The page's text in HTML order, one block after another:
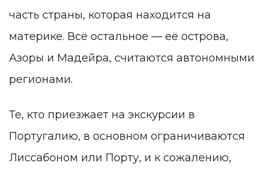
часть страны, которая находится на
материке. Всё остальное — её острова,
Азоры и Мадейра, считаются автономными
регионами.
Те, кто приезжает на экскурсии в
Португалию, в основном ограничиваются
Лиссабоном или Порту, и к сожалению,